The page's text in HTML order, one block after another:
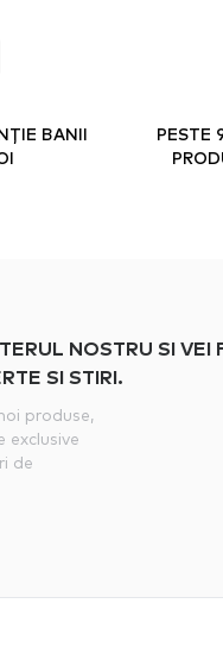
BANII
PESTE
NOSTRU SI VEI
SI STIRI.
produse,
exclusive
de